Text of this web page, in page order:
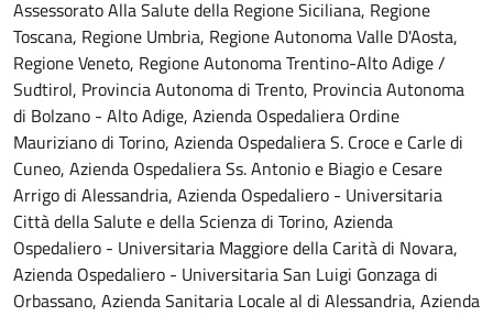
Assessorato Alla Salute della Regione Siciliana, Regione
Toscana, Regione Umbria, Regione Autonoma Valle D'Aosta,
Regione Veneto, Regione Autonoma Trentino-Alto Adige /
Sudtirol, Provincia Autonoma di Trento, Provincia Autonoma
di Bolzano - Alto Adige, Azienda Ospedaliera Ordine
Mauriziano di Torino, Azienda Ospedaliera S. Croce e Carle di
Cuneo, Azienda Ospedaliera Ss. Antonio e Biagio e Cesare
Arrigo di Alessandria, Azienda Ospedaliero - Universitaria
Città della Salute e della Scienza di Torino, Azienda
Ospedaliero - Universitaria Maggiore della Carità di Novara,
Azienda Ospedaliero - Universitaria San Luigi Gonzaga di
Orbassano, Azienda Sanitaria Locale al di Alessandria, Azienda